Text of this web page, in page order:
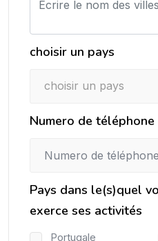
choisir un pays
choisir un pays
Numero de téléphone
Pays dans le(s)quel
exerce ses activités
Portugale